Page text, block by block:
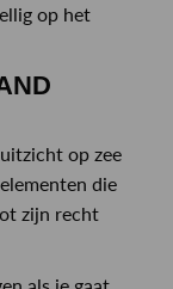
op het
op zee
die
zijn recht
als je gaat